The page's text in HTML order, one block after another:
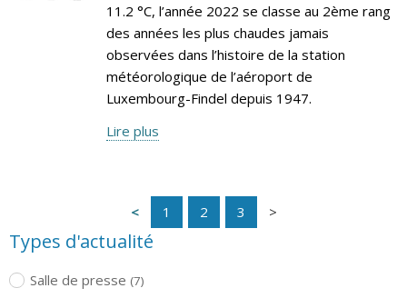
11.2 °C, l’année 2022 se classe au 2ème rang
des années les plus chaudes jamais
observées dans l’histoire de la station
météorologique de l’aéroport de
Luxembourg-Findel depuis 1947.
Lire plus
1 2 3
Types d'actualité
Salle de presse (7)